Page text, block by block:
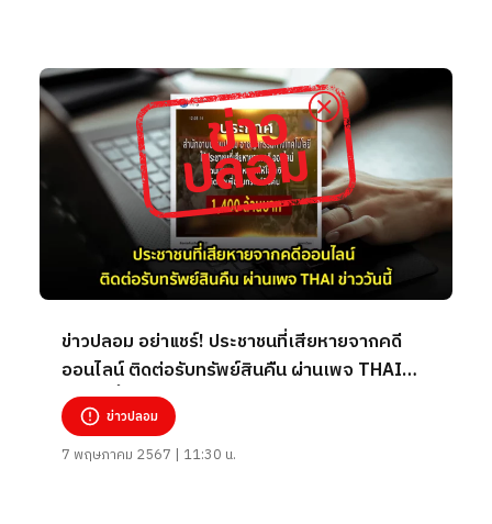
ข่าวปลอม อย่าแชร์! ประชาชนที่เสียหายจากคดี
ออนไลน์ ติดต่อรับทรัพย์สินคืน ผ่านเพจ THAI
ข่าววันนี้
ข่าวปลอม
7 พฤษภาคม 2567 | 11:30 น.